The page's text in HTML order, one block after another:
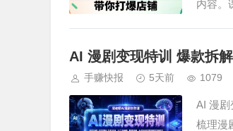
内容。
AI 漫剧变现特训 爆款拆
手赚快报 5天前 1079
AI 漫剧
梳理漫